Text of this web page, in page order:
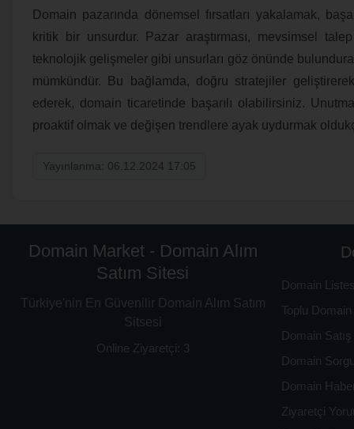
Domain pazarında dönemsel fırsatları yakalamak,
kritik bir unsurdur. Pazar araştırması, mevsimsel
teknolojik gelişmeler gibi unsurları göz önünde
mümkündür. Bu bağlamda, doğru stratejiler
ederek, domain ticaretinde başarılı olabilirsiniz.
proaktif olmak ve değişen trendlere ayak uydurmak
Yayınlanma: 06.12.2024 17:05
Domain Market - Domain Alım
Satım Sitesi
Türkiye'nin En Güvenilir Domain Alım Satım
Sitsesi
Online Ziyaretçi: 3
Domain
Toplu Domain
Domain
Domain
Domain
Ziyaretçi